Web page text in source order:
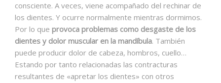
consciente. A veces, viene acompañado del rechinar de
los dientes. Y ocurre normalmente mientras dormimos.
Por lo que provoca problemas como desgaste de los
dientes y dolor muscular en la mandíbula. También
puede producir dolor de cabeza, hombros, cuello…
Estando por tanto relacionadas las contracturas
resultantes de «apretar los dientes» con otros